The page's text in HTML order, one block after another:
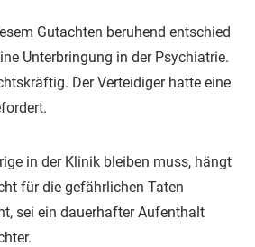
Gutachten beruhend entschied
Unterbringung in der Psychiatrie.
Der Verteidiger hatte eine
in der Klinik bleiben muss, hängt
für die gefährlichen Taten
sei ein dauerhafter Aufenthalt